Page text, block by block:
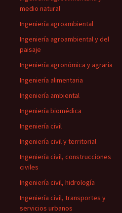
medio natural
Ingeniería agroambiental
Ingeniería agroambiental y del
paisaje
Ingeniería agronómica y agraria
Ingeniería alimentaria
Ingeniería ambiental
Ingeniería biomédica
Ingeniería civil
Ingeniería civil y territorial
Ingeniería civil, construcciones
civiles
Ingeniería civil, hidrología
Ingeniería civil, transportes y
servicios urbanos